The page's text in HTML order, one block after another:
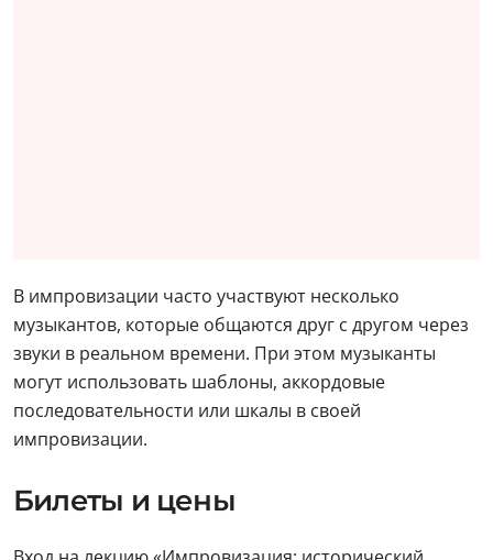
В импровизации часто участвуют несколько
музыкантов, которые общаются друг с другом через
звуки в реальном времени. При этом музыканты
могут использовать шаблоны, аккордовые
последовательности или шкалы в своей
импровизации.
Билеты и цены